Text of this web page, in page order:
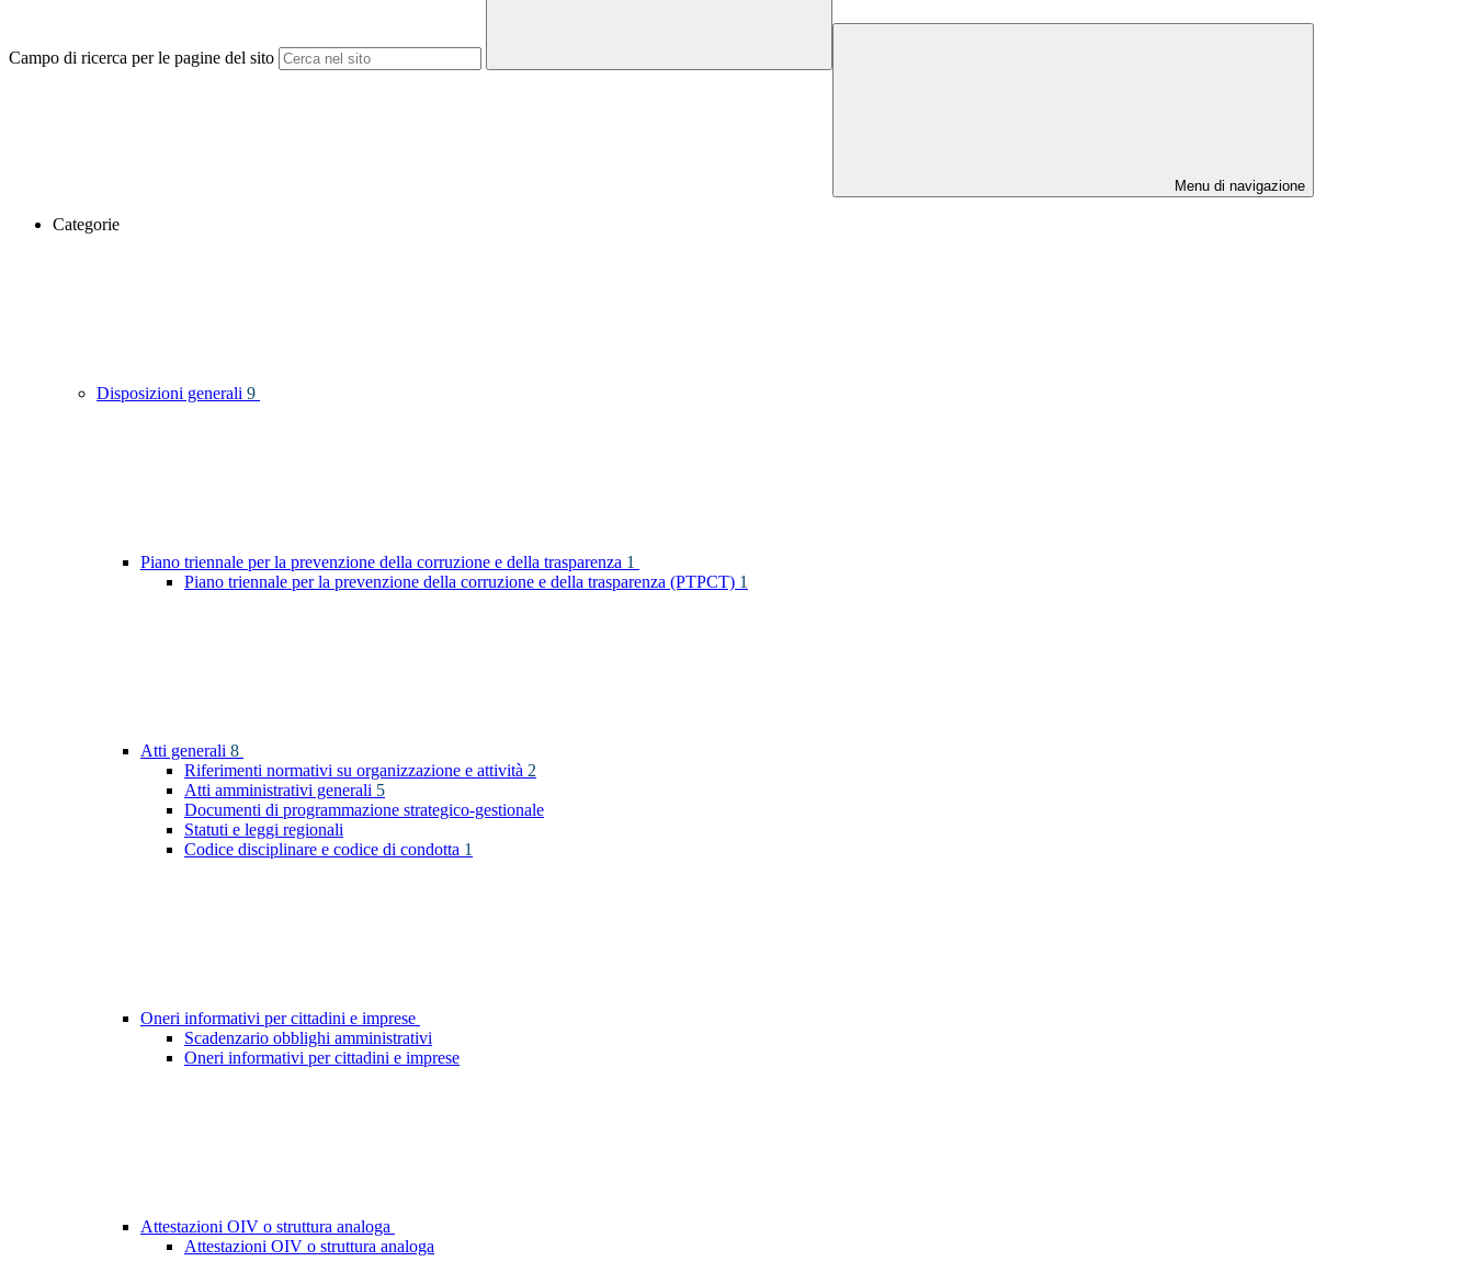
Campo di ricerca per le pagine del sito
Menu di navigazione
Categorie
Disposizioni generali 9
Piano triennale per la prevenzione della corruzione e della trasparenza 1
Piano triennale per la prevenzione della corruzione e della trasparenza (PTPCT) 1
Atti generali 8
Riferimenti normativi su organizzazione e attività 2
Atti amministrativi generali 5
Documenti di programmazione strategico-gestionale
Statuti e leggi regionali
Codice disciplinare e codice di condotta 1
Oneri informativi per cittadini e imprese
Scadenzario obblighi amministrativi
Oneri informativi per cittadini e imprese
Attestazioni OIV o struttura analoga
Attestazioni OIV o struttura analoga